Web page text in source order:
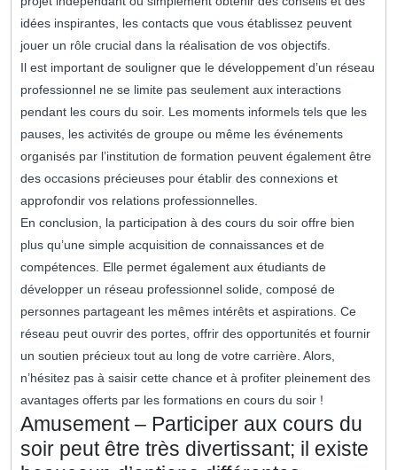
idées inspirantes, les contacts que vous établissez peuvent
jouer un rôle crucial dans la réalisation de vos objectifs.
Il est important de souligner que le développement d’un réseau
professionnel ne se limite pas seulement aux interactions
pendant les cours du soir. Les moments informels tels que les
pauses, les activités de groupe ou même les événements
organisés par l’institution de formation peuvent également être
des occasions précieuses pour établir des connexions et
approfondir vos relations professionnelles.
En conclusion, la participation à des cours du soir offre bien
plus qu’une simple acquisition de connaissances et de
compétences. Elle permet également aux étudiants de
développer un réseau professionnel solide, composé de
personnes partageant les mêmes intérêts et aspirations. Ce
réseau peut ouvrir des portes, offrir des opportunités et fournir
un soutien précieux tout au long de votre carrière. Alors,
n’hésitez pas à saisir cette chance et à profiter pleinement des
avantages offerts par les formations en cours du soir !
Amusement – Participer aux cours du
soir peut être très divertissant; il existe